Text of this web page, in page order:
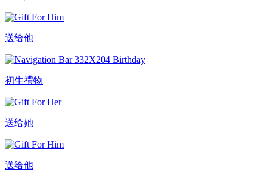
送给他
初生禮物
送给她
送给他